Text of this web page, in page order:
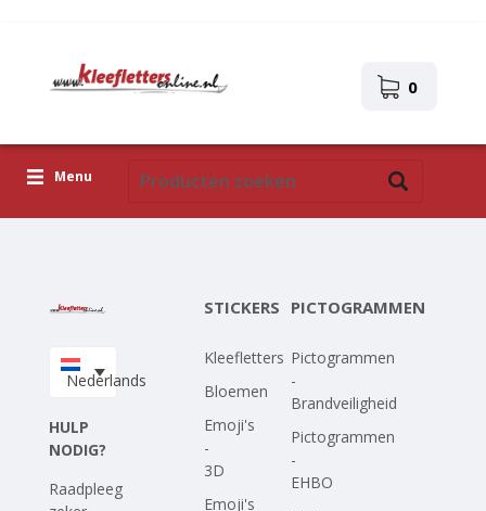
0
Menu
Upload je eigen ontwerp
Nederlands
HULP
NODIG?
Raadpleeg
STICKERS
Kleefletters
Bloemen
Emoji's
-
3D
Emoji's
PICTOGRAMMEN
Pictogrammen
-
Brandveiligheid
Pictogrammen
-
EHBO